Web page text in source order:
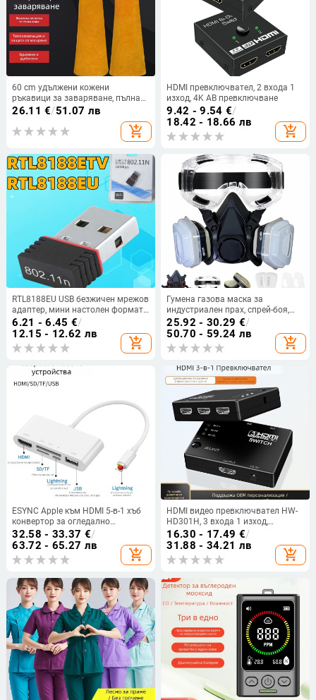
60 cm удължени кожени
ръкавици за заваряване, пълна
кожа, устойчиви на износване,
заваръчен шлак
26.11 €/51.07 лв
add_shopping_cart
HDMI превключвател, 2 входа 1
изход, 4K AB превключване
9.42 - 9.54 €/
18.42 - 18.66 лв
add_shopping_cart
RTL8188EU USB безжичен мрежов
адаптер, мини настолен формат,
150 Mbps, Wi-Fi 4
6.21 - 6.45 €/
12.15 - 12.62 лв
add_shopping_cart
Гумена газова маска за
индустриален прах, спрей-боя,
пестициди и химически
изпарения
25.92 - 30.29 €/
50.70 - 59.24 лв
add_shopping_cart
ESYNC Apple към HDMI 5-в-1 хъб
конвертор за огледално
предаване: HDMI, SD/TF, USB, PD;
съвместим с iOS, резолюция
1920×1080, видеоконференции
32.58 - 33.37 €/
63.72 - 65.27 лв
add_shopping_cart
HDMI видео превключвател HW-
HD301H, 3 входа 1 изход,
резолюция 1080P, инфрачервено
дистанционно управление
16.30 - 17.49 €/
31.88 - 34.21 лв
add_shopping_cart